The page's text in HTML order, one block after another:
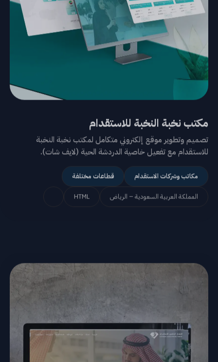
مكتب نخبة النخبة للاستقدام
تصميم وتطوير موقع إلكتروني متكامل لمكتب نخبة النخبة
للاستقدام مع تفعيل خاصية الدردشة الحية (لايف شات).
مكاتب وشركات الاستقدام قطاعات مختلفة
المملكة العربية السعودية – الرياض HTML